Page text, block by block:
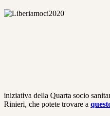
iniziativa della Quarta socio
Rinieri, che potete trovare a